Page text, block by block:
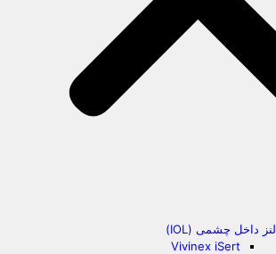
لنز داخل چشمی (IOL)
Vivinex iSert